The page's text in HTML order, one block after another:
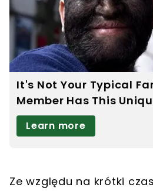
Ze względu na krótki